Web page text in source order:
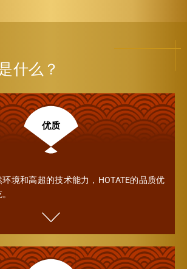
什么？
优质
境和高超的技术能力，HOTATE的品质优